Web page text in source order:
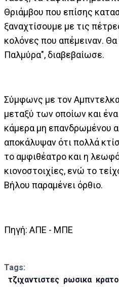
Θριάμβου που επίσης
ξαναχτίσουμε με τις
κολόνες που απέμειναν.
Παλμύρα", διαβεβαίωσε.
Σύμφωνς με τον
μεταξύ των οποίων και
κάμερα μη επανδρωμένου
αποκάλυψαν ότι πολλά
το αμφιθέατρο και η
κιονοστοιχίες, ενώ το
Βήλου παραμένει όρθιο.
Πηγή: AΠΕ - ΜΠΕ
Tags:
τζιχαντιστες ρωσικα